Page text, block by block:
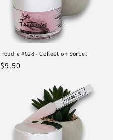
Poudre #028 - Collection Sorbet
Prix
$9.50